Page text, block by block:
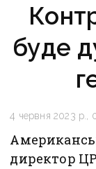
буде
4 червня 2023 р.,
директор